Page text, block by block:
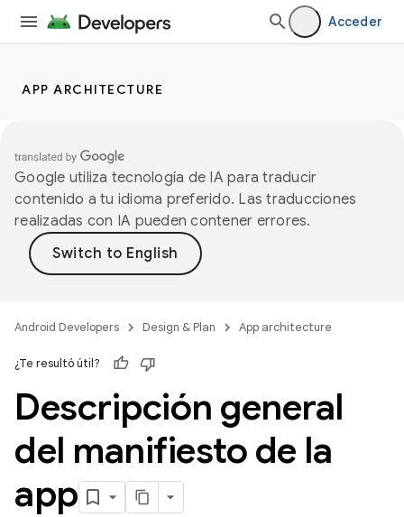
Acceder
APP ARCHITECTURE
Google utiliza tecnología de IA para traducir
contenido a tu idioma preferido. Las traducciones
realizadas con IA pueden contener errores.
Android Developers Design & Plan App architecture
¿Te resultó útil?
Descripción general
del manifiesto de la
app